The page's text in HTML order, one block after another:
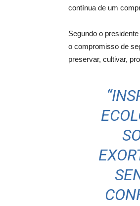
contínua de um
Segundo o
o compromisso de
preservar, cultivar,